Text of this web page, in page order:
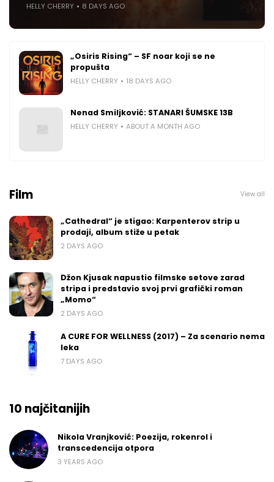
HELLY CHERRY 8 DAYS AGO
„Osiris Rising“ – SF noar koji se ne
propušta
HELLY CHERRY 18 DAYS AGO
Nenad Smiljković: STANARI ŠUMSKE 13B
HELLY CHERRY ABOUT A MONTH AGO
Film View all
„Cathedral“ je stigao: Karpenterov strip u
prodaji, album stiže u petak
2 DAYS AGO
Džon Kjusak napustio filmske setove zarad
stripa i predstavio svoj prvi grafički roman
„Momo“
2 DAYS AGO
A CURE FOR WELLNESS (2017) – Za scenario nema
leka
7 DAYS AGO
10 najčitanijih
Nikola Vranjković: Poezija, rokenrol i
transcedencija otpora
3 YEARS AGO